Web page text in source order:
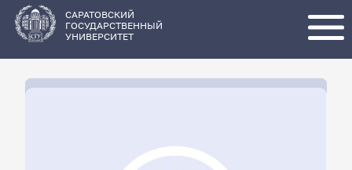
основному
содержанию
САРАТОВСКИЙ
ГОСУДАРСТВЕННЫЙ
УНИВЕРСИТЕТ